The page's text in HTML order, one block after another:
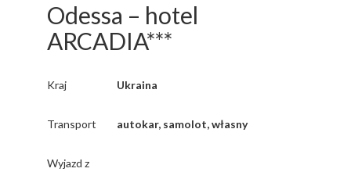
Odessa – hotel
ARCADIA***
Kraj Ukraina
Transport autokar, samolot, własny
Wyjazd z